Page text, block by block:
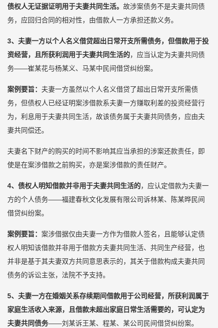
债权人无证据证明用于夫妻共同生活。 故涉案债务不是夫妻共同债
务，应回归合同的相对性，由借款人一方承担还款义务。
3、 夫妻一方以个人名义借贷超出日常开支所需债务，但借款用于投
资经营，且所获利润用于夫妻共同生活的，应当认定为夫妻共同债
务——崔某花与杨某义、马某中民间借贷纠纷案。
案例要旨： 夫妻一方虽然以个人名义借贷了超出日常开支所需债
务，但债权人已经证明案涉借款系夫妻一方赚取利差的投资经营行
为，利息用于夫妻共同生活，故该债务属于夫妻共同债务，应由夫
妻共同偿还。
夫妻名下财产的购买的时间不影响其应当承担的涉案还款责任，即
使是在案涉借款之前购买，亦是案涉借款的责任财产。
4、债权人明知借款并非用于夫妻共同生活的，应认定借款为夫妻一
方的个人债务——福建春秋文化发展有限公司诉林某、陈某晔民间
借贷纠纷案。
案例要旨： 案涉借据仅由夫妻一方作为借款人签名，且能够认定债
权人明知该借款并非用于借款方夫妻共同生活、共同生产经营，也
并非是基于其夫妻双方共同意思表示的，其关于借款构成夫妻共同
债务的诉讼主张，法院不予支持。
5、夫妻一方在婚姻关系存续期间借款用于公司经营，所获利润属于
家庭生活收入来源，且借款未超出家庭日常生活需要的，可认定为
夫妻共同债务——刘某诉王某、程某、某公司民间借贷纠纷案。